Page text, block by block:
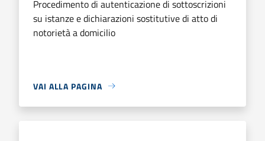
Procedimento di autenticazione di sottoscrizioni
su istanze e dichiarazioni sostitutive di atto di
notorietà a domicilio
VAI ALLA PAGINA